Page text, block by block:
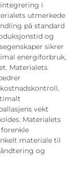
i
utmerkede
på standard
og
sikrer
energiforbruk,
Materialets
vekt
Materialets
materiale til
og